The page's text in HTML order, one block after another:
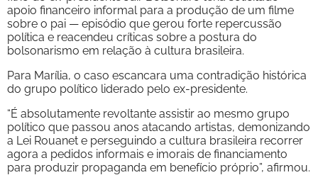
apoio financeiro informal para a produção de um filme
sobre o pai — episódio que gerou forte repercussão
política e reacendeu críticas sobre a postura do
bolsonarismo em relação à cultura brasileira.
Para Marília, o caso escancara uma contradição histórica
do grupo político liderado pelo ex-presidente.
“É absolutamente revoltante assistir ao mesmo grupo
político que passou anos atacando artistas, demonizando
a Lei Rouanet e perseguindo a cultura brasileira recorrer
agora a pedidos informais e imorais de financiamento
para produzir propaganda em benefício próprio”, afirmou.